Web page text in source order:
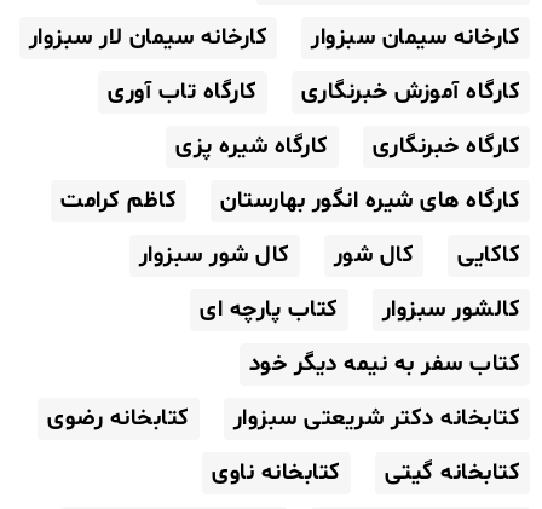
کارخانه سیمان سبزوار
کارخانه سیمان لار سبزوار
کارگاه آموزش خبرنگاری
کارگاه تاب آوری
کارگاه خبرنگاری
کارگاه شیره پزی
کارگاه های شیره انگور بهارستان
کاظم کرامت
کاکایی
کال شور
کال شور سبزوار
کالشور سبزوار
کتاب پارچه ای
کتاب سفر به نیمه دیگر خود
کتابخانه دکتر شریعتی سبزوار
کتابخانه رضوی
کتابخانه گیتی
کتابخانه ناوی